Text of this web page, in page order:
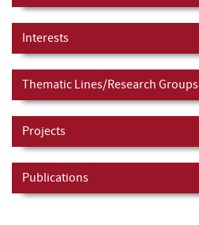
Interests
Thematic Lines/Research Groups
Projects
Publications